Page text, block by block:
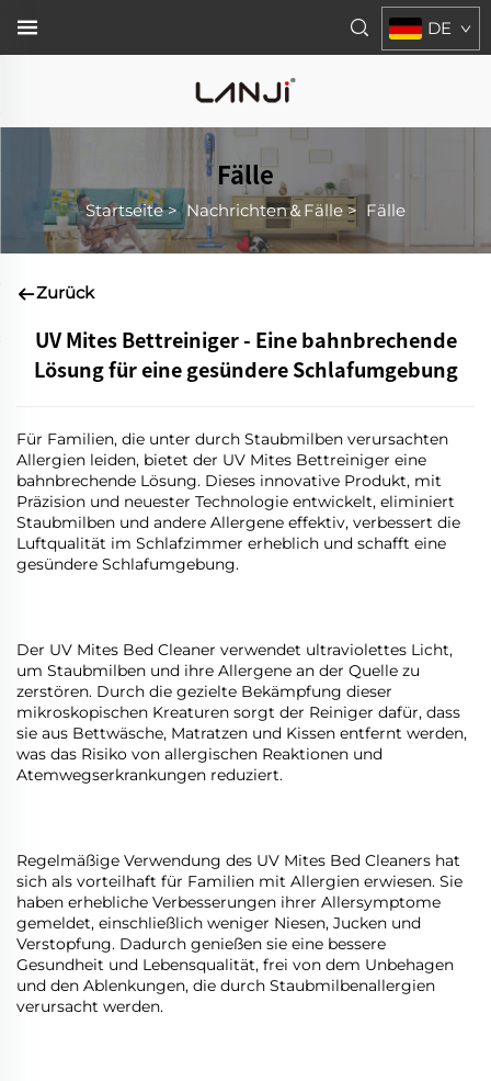
DE
Fälle
Startseite>Nachrichten＆Fälle > Fälle
Zurück
UV Mites Bettreiniger - Eine bahnbrechende
Lösung für eine gesündere Schlafumgebung
Für Familien, die unter durch Staubmilben verursachten
Allergien leiden, bietet der UV Mites Bettreiniger eine
bahnbrechende Lösung. Dieses innovative Produkt, mit
Präzision und neuester Technologie entwickelt, eliminiert
Staubmilben und andere Allergene effektiv, verbessert die
Luftqualität im Schlafzimmer erheblich und schafft eine
gesündere Schlafumgebung.
Der UV Mites Bed Cleaner verwendet ultraviolettes Licht,
um Staubmilben und ihre Allergene an der Quelle zu
zerstören. Durch die gezielte Bekämpfung dieser
mikroskopischen Kreaturen sorgt der Reiniger dafür, dass
sie aus Bettwäsche, Matratzen und Kissen entfernt werden,
was das Risiko von allergischen Reaktionen und
Atemwegserkrankungen reduziert.
Regelmäßige Verwendung des UV Mites Bed Cleaners hat
sich als vorteilhaft für Familien mit Allergien erwiesen. Sie
haben erhebliche Verbesserungen ihrer Allersymptome
gemeldet, einschließlich weniger Niesen, Jucken und
Verstopfung. Dadurch genießen sie eine bessere
Gesundheit und Lebensqualität, frei von dem Unbehagen
und den Ablenkungen, die durch Staubmilbenallergien
verursacht werden.